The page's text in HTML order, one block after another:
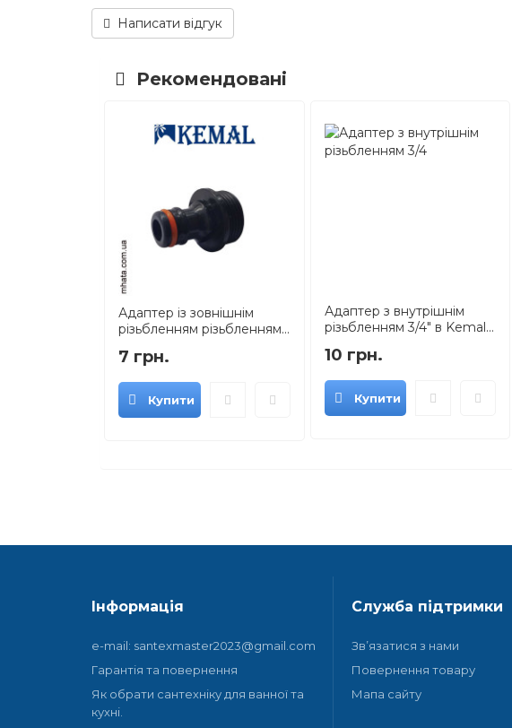
Написати відгук
Рекомендовані
Адаптер із зовнішнім
різьбленням різьбленням...
7 грн.
Купити
Адаптер з внутрішнім
різьбленням 3/4" в Kemal...
10 грн.
Купити
Інформація
e-mail: santexmaster2023@gmail.com
Гарантія та повернення
Як обрати сантехніку для ванної та
кухні.
Служба підтримки
Зв’язатися з нами
Повернення товару
Мапа сайту